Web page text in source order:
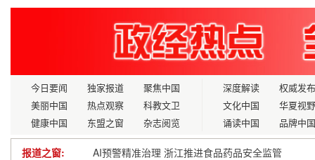
今日要闻 独家报道
聚焦中国
美丽中国
热点观察
科教文卫
健康中国
东盟之窗 杂志阅览
深度解读
权威发布
文化中国
华夏视野
诵读中国
品牌中国
报道之窗:
吹响备春耕号角 奠基二十二连丰